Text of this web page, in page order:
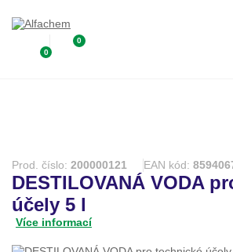
0
0
Prod. číslo: 200000121 EAN kód:
DESTILOVANÁ VODA
účely 5 l
Více informací